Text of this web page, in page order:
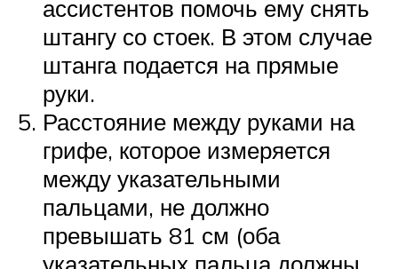
ассистентов помочь ему снять
штангу со стоек. В этом случае
штанга подается на прямые
руки.
Расстояние между руками на
грифе, которое измеряется
между указательными
пальцами, не должно
превышать 81 см (оба